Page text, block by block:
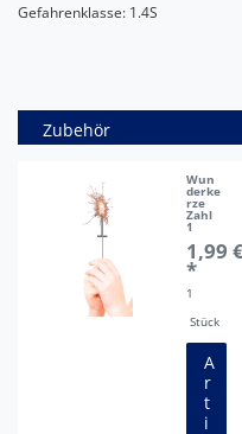
Gefahrenklasse: 1.4S
Zubehör
Wun
derke
rze
Zahl
1
1,99
*
1
Stück
A
r
t
i